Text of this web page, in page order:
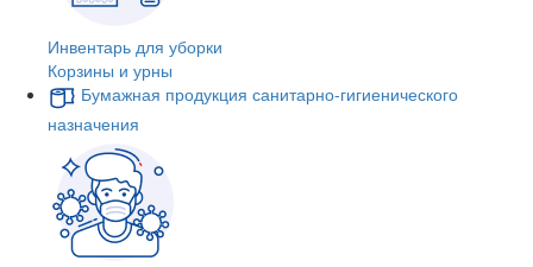
Инвентарь для уборки
Корзины и урны
Бумажная продукция санитарно-гигиенического
назначения